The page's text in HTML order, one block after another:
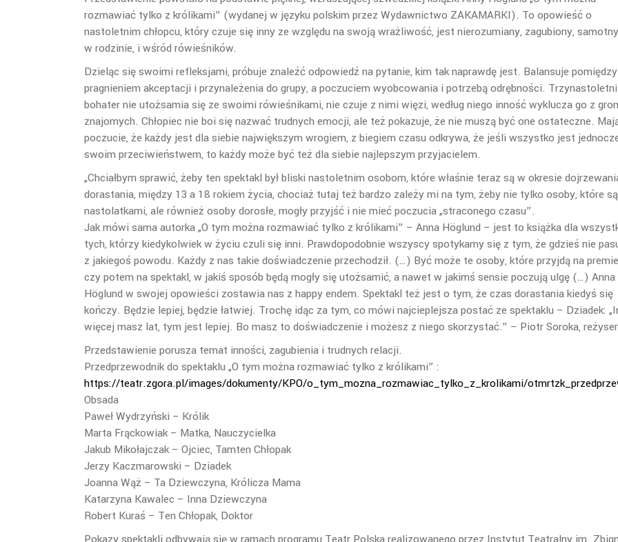
rozmawiać tylko z królikami” (wydanej w języku polskim przez Wydawnictwo ZAKAMARKI). To opowieść o
nastoletnim chłopcu, który czuje się inny ze względu na swoją wrażliwość, jest nierozumiany, zagubiony,
w rodzinie, i wśród rówieśników.
Dzieląc się swoimi refleksjami, próbuje znaleźć odpowiedź na pytanie, kim tak naprawdę jest. Balansuje pomiędzy
pragnieniem akceptacji i przynależenia do grupy, a poczuciem wyobcowania i potrzebą odrębności. Trzynastoletni
bohater nie utożsamia się ze swoimi rówieśnikami, nie czuje z nimi więzi, według niego inność wyklucza go z
znajomych. Chłopiec nie boi się nazwać trudnych emocji, ale też pokazuje, że nie muszą być one ostateczne.
poczucie, że każdy jest dla siebie największym wrogiem, z biegiem czasu odkrywa, że jeśli wszystko jest
swoim przeciwieństwem, to każdy może być też dla siebie najlepszym przyjacielem.
„Chciałbym sprawić, żeby ten spektakl był bliski nastoletnim osobom, które właśnie teraz są w okresie
dorastania, między 13 a 18 rokiem życia, chociaż tutaj też bardzo zależy mi na tym, żeby nie tylko osoby, które są
nastolatkami, ale również osoby dorosłe, mogły przyjść i nie mieć poczucia „straconego czasu”.
Jak mówi sama autorka „O tym można rozmawiać tylko z królikami” – Anna Höglund – jest to książka dla
tych, którzy kiedykolwiek w życiu czuli się inni. Prawdopodobnie wszyscy spotykamy się z tym, że gdzieś nie
z jakiegoś powodu. Każdy z nas takie doświadczenie przechodził. (…) Być może te osoby, które przyjdą na
czy potem na spektakl, w jakiś sposób będą mogły się utożsamić, a nawet w jakimś sensie poczują ulgę (…) Anna
Höglund w swojej opowieści zostawia nas z happy endem. Spektakl też jest o tym, że czas dorastania kiedyś się
kończy. Będzie lepiej, będzie łatwiej. Trochę idąc za tym, co mówi najcieplejsza postać ze spektaklu – Dziadek:
więcej masz lat, tym jest lepiej. Bo masz to doświadczenie i możesz z niego skorzystać.” – Piotr Soroka, reżyser
Przedstawienie porusza temat inności, zagubienia i trudnych relacji.
Przedprzewodnik do spektaklu „O tym można rozmawiać tylko z królikami” :
https://teatr.zgora.pl/images/dokumenty/KPO/o_tym_mozna_rozmawiac_tylko_z_krolikami/
Obsada
Paweł Wydrzyński – Królik
Marta Frąckowiak – Matka, Nauczycielka
Jakub Mikołajczak – Ojciec, Tamten Chłopak
Jerzy Kaczmarowski – Dziadek
Joanna Wąż – Ta Dziewczyna, Królicza Mama
Katarzyna Kawalec – Inna Dziewczyna
Robert Kuraś – Ten Chłopak, Doktor